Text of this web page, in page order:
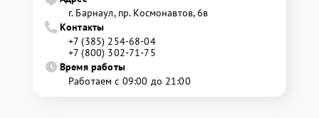
г. Барнаул, ​пр. Космонавтов, 6в
Контакты
+7 (385) 254-68-04
+7 (800) 302-71-75
Время работы
Работаем с 09:00 до 21:00